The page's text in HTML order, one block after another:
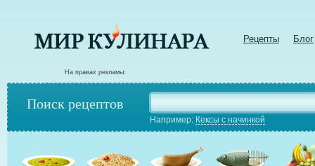
Рецепты Блог
На правах рекламы:
Поиск рецептов
Например: Кексы с начинкой